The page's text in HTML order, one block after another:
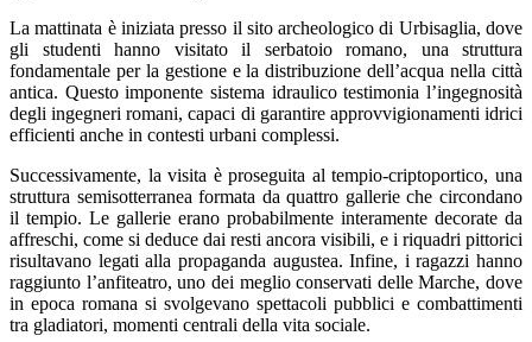
La mattinata è iniziata presso il sito archeologico di Urbisaglia, dove
gli studenti hanno visitato il serbatoio romano, una struttura
fondamentale per la gestione e la distribuzione dell’acqua nella città
antica. Questo imponente sistema idraulico testimonia l’ingegnosità
degli ingegneri romani, capaci di garantire approvvigionamenti idrici
efficienti anche in contesti urbani complessi.
Successivamente, la visita è proseguita al tempio-criptoportico, una
struttura semisotterranea formata da quattro gallerie che circondano
il tempio. Le gallerie erano probabilmente interamente decorate da
affreschi, come si deduce dai resti ancora visibili, e i riquadri pittorici
risultavano legati alla propaganda augustea. Infine, i ragazzi hanno
raggiunto l’anfiteatro, uno dei meglio conservati delle Marche, dove
in epoca romana si svolgevano spettacoli pubblici e combattimenti
tra gladiatori, momenti centrali della vita sociale.